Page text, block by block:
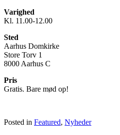
Varighed
Kl. 11.00-12.00
Sted
Aarhus Domkirke
Store Torv 1
8000 Aarhus C
Pris
Gratis. Bare mød op!
Posted in Featured, Nyheder